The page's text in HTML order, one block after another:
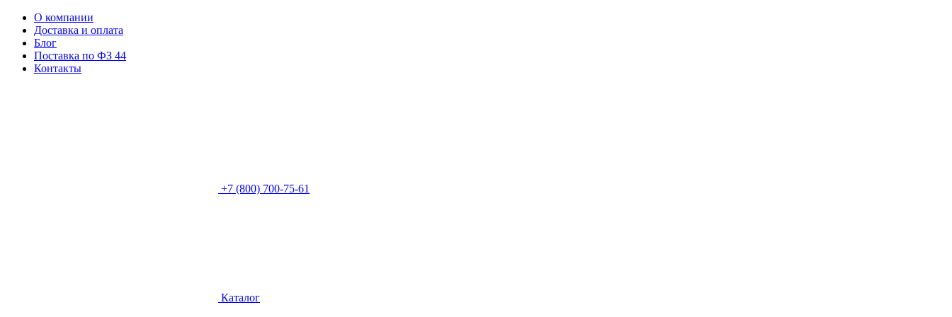
О компании
Доставка и оплата
Блог
Поставка по ФЗ 44
Контакты
+7 (800) 700-75-61
Каталог